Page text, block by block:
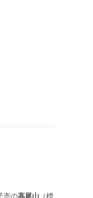
市の高尾山 （標